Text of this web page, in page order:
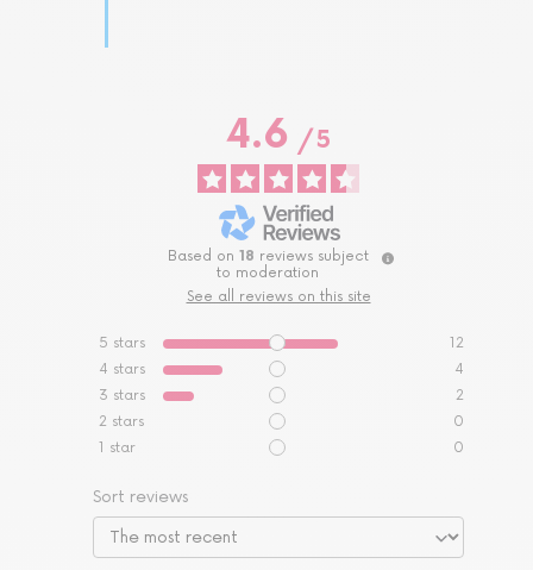
4.6/ 5
Based on 18 reviews subject
to moderation
See all reviews on this site
5 stars
12
4 stars
4
3 stars
2
2 stars
0
1 star 0
Sort reviews